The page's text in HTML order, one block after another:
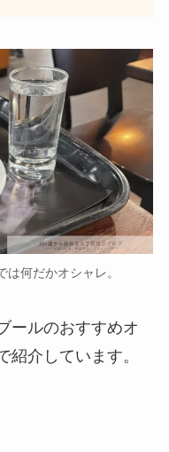
は何だかオシャレ。
ールのおすすめオ
紹介しています。